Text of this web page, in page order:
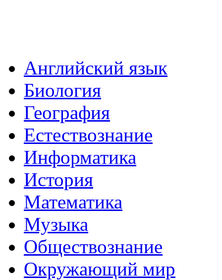
Английский язык
Биология
География
Естествознание
Информатика
История
Математика
Музыка
Обществознание
Окружающий мир